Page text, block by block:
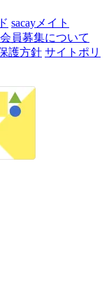
sacayメイト
員募集について
護方針 サイトポリ